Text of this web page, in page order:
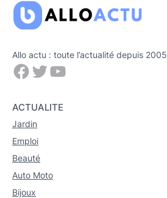
Allo actu : toute l’actualité depuis 2005
Facebook
Twitter
YouTube
ACTUALITE
Jardin
Emploi
Beauté
Auto Moto
Bijoux